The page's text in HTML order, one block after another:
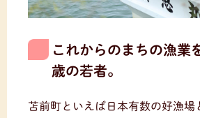
これからのまちの漁業
歳の若者。
苫前町といえば日本有数の好漁場